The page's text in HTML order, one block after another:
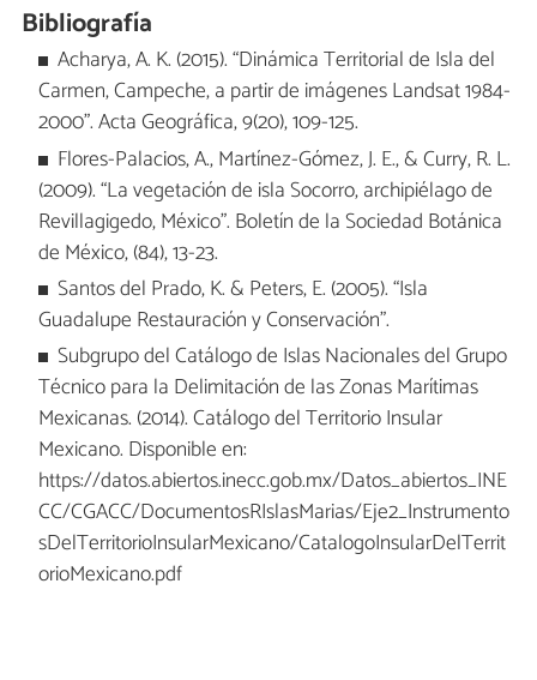
Bibliografía
Acharya, A. K. (2015). “Dinámica Territorial de Isla del
Carmen, Campeche, a partir de imágenes Landsat 1984-
2000”. Acta Geográfica, 9(20), 109-125.
Flores-Palacios, A., Martínez-Gómez, J. E., & Curry, R. L.
(2009). “La vegetación de isla Socorro, archipiélago de
Revillagigedo, México”. Boletín de la Sociedad Botánica
de México, (84), 13-23.
Santos del Prado, K. & Peters, E. (2005). “Isla
Guadalupe Restauración y Conservación”.
Subgrupo del Catálogo de Islas Nacionales del Grupo
Técnico para la Delimitación de las Zonas Marítimas
Mexicanas. (2014). Catálogo del Territorio Insular
Mexicano. Disponible en:
https://datos.abiertos.inecc.gob.mx/Datos_abiertos_INE
CC/CGACC/DocumentosRIslasMarias/Eje2_Instrumento
sDelTerritorioInsularMexicano/CatalogoInsularDelTerrit
orioMexicano.pdf